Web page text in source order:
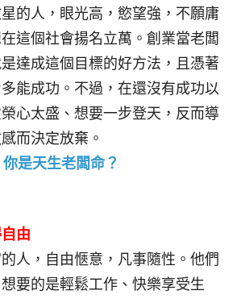
的人，眼光高，慾望強，不願庸
這個社會揚名立萬。創業當老闆
達成這個目標的好方法，且憑著
能成功。不過，在還沒有成功以
心太盛、想要一步登天，反而導
而決定放棄。
是天生老闆命？
由
人，自由愜意，凡事隨性。他們
要的是輕鬆工作、快樂享受生